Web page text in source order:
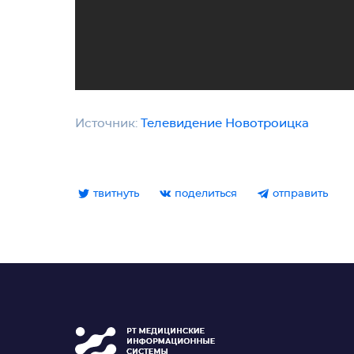
Источник: Телевидение Новотроицка
твитнуть поделиться отправить